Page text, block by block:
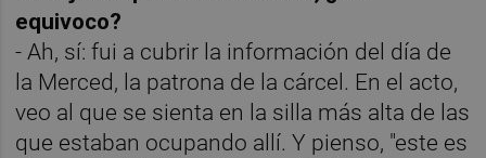
equivoco?
- Ah, sí: fui a cubrir la información del día de
la Merced, la patrona de la cárcel. En el acto,
veo al que se sienta en la silla más alta de las
que estaban ocupando allí. Y pienso, "este es